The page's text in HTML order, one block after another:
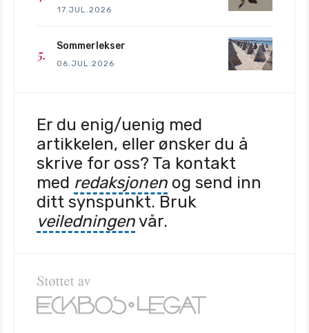
17.JUL.2026
Sommerlekser
06.JUL.2026
Er du enig/uenig med
artikkelen, eller ønsker du å
skrive for oss? Ta kontakt
med redaksjonen og send inn
ditt synspunkt. Bruk
veiledningenvår.